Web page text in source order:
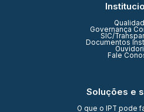
Governança
SIC/
Documentos
Fale
Soluções e
O que o IPT pode